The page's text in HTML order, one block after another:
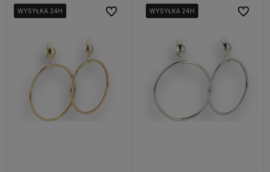
WYSYŁKA 24H
WYSYŁKA 24H
WYSYŁKA 24H Do ulubionychWYSYŁKA 24H
WYSYŁKA 24H
WYSYŁKA 24H Do